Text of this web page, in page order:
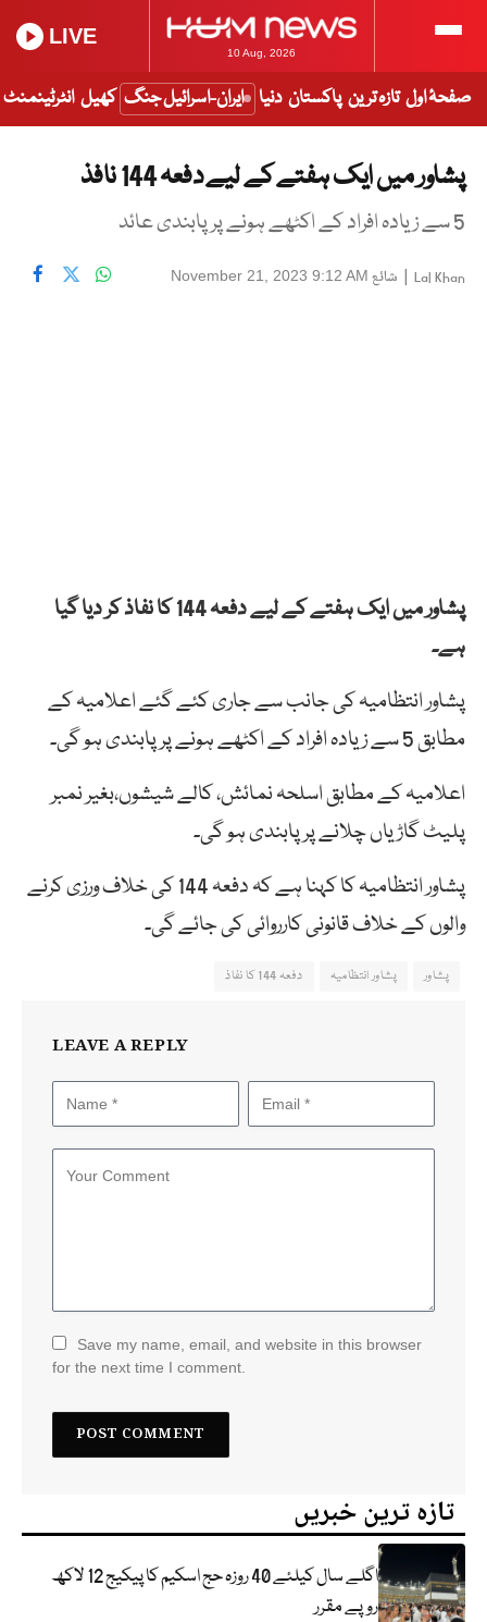
10 Aug, 2026
LIVE
صفحۂ اول تازہ ترین پاکستان دنیا ایران-اسرائیل جنگ کھیل انٹرٹینمنٹ
پشاور میں ایک ہفتے کے لیے دفعہ 144 نافذ
5 سے زیادہ افراد کے اکٹھے ہونے پر پابندی عائد
Lal Khan
| شائع November 21, 2023 9:12 AM
پشاور میں ایک ہفتے کے لیے دفعہ 144 کا نفاذ کر دیا گیا
ہے۔
پشاور انتظامیہ کی جانب سے جاری کئے گئے اعلامیہ کے
مطابق 5 سے زیادہ افراد کے اکٹھے ہونے پر پابندی ہو گی۔
اعلامیہ کے مطابق اسلحہ نمائش، کالے شیشوں،بغیر نمبر
پلیٹ گاڑیاں چلانے پر پابندی ہو گی۔
پشاور انتظامیہ کا کہنا ہے کہ دفعہ 144 کی خلاف ورزی کرنے
والوں کے خلاف قانونی کارروائی کی جائے گی۔
پشاور پشاور انتظامیہ دفعہ 144 کا نفاذ
LEAVE A REPLY
Save my name, email, and website in this browser
for the next time I comment.
تازہ ترین خبریں
اگلے سال کیلئے 40 روزہ حج اسکیم کا پیکیج 12 لاکھ
روپے مقرر